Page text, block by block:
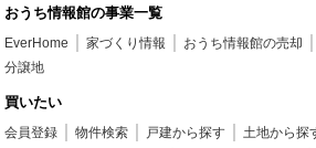
おうち情報館の事業一覧
EverHome 家づくり情報 おうち情報館の売却
分譲地
買いたい
会員登録 物件検索 戸建から探す
土地から探